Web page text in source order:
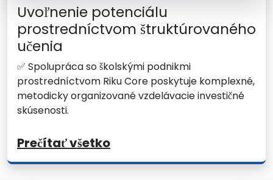
Uvoľnenie potenciálu
prostredníctvom štruktúrovaného
učenia
✅ Spolupráca so školskými podnikmi
prostredníctvom Riku Core poskytuje komplexné,
metodicky organizované vzdelávacie investičné
skúsenosti.
Prečítať všetko